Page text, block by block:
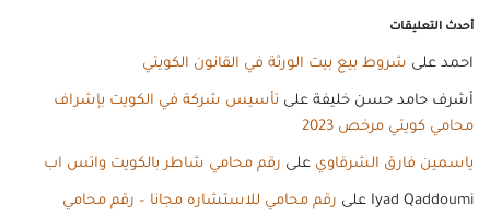
أحدث التعليقات
احمد على شروط بيع بيت الورثة في القانون الكويتي
أشرف حامد حسن خليفة على تأسيس شركة في الكويت بإشراف
محامي كويتي مرخص 2023
ياسمين فارق الشرقاوي على رقم محامي شاطر بالكويت واتس اب
Iyad Qaddoumi على رقم محامي للاستشاره مجانا – رقم محامي